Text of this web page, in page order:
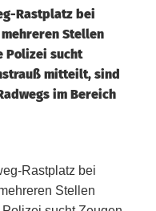
Rastplatz bei
Stellen
Polizei sucht
mitteilt, sind
im Bereich